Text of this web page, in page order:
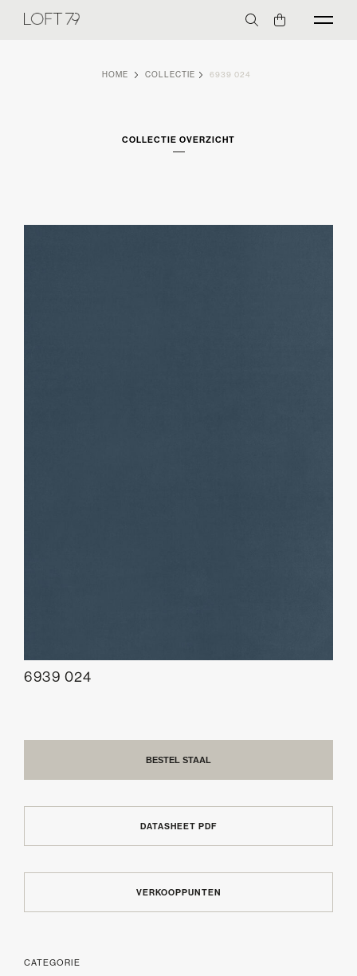
HOME COLLECTIE 6939 024
COLLECTIE OVERZICHT
6939 024
BESTEL STAAL
DATASHEET PDF
VERKOOPPUNTEN
CATEGORIE